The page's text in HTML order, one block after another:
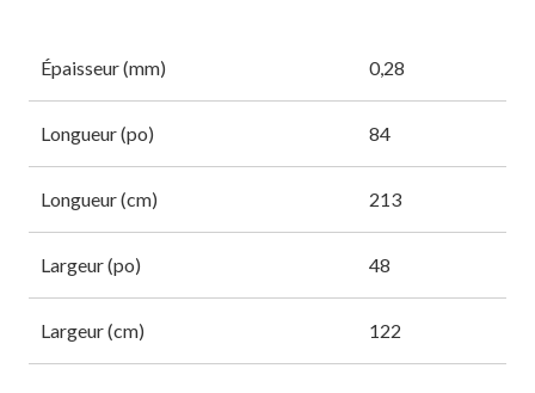
Épaisseur (mm) 0,28
Longueur (po) 84
Longueur (cm) 213
Largeur (po) 48
Largeur (cm) 122